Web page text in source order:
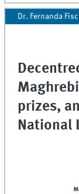
Dr. Fernanda
prizes,
National